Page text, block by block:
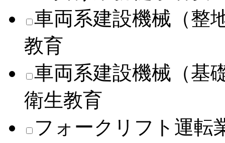
車両系建設機械（整
教育
車両系建設機械（基
衛生教育
フォークリフト運転